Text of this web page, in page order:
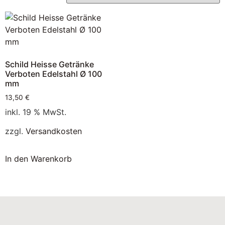
Schild Heisse Getränke
Verboten Edelstahl Ø 100
mm
13,50 €
inkl. 19 % MwSt.
zzgl. Versandkosten
In den Warenkorb